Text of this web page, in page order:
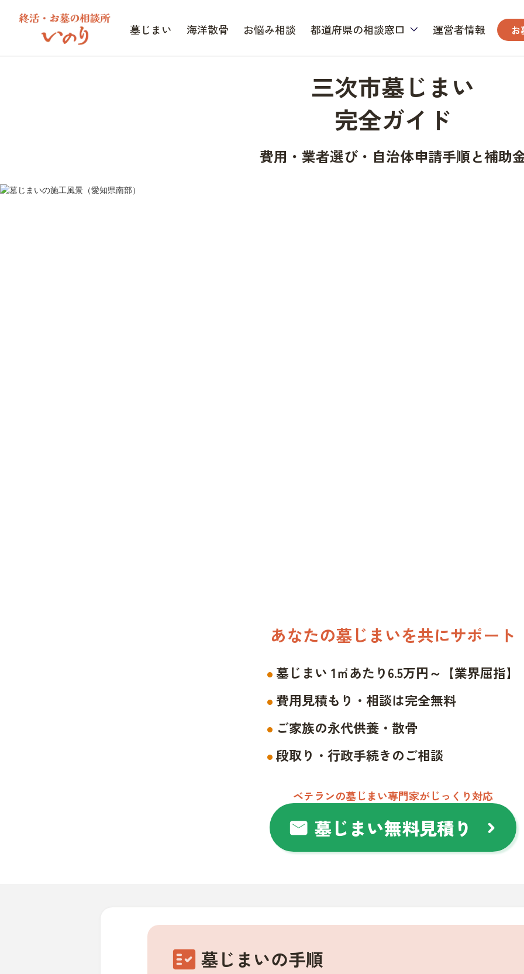
墓じまい 海洋散骨 お悩み相談 都道府県の相談窓口 運営者情報 お
三次市墓じまい
完全ガイド
費用・業者選び・自治体申請手順と補助
あなたの墓じまいを共にサポート
墓じまい 1㎡あたり6.5万円～【業界屈指】
費用見積もり・相談は完全無料
ご家族の永代供養・散骨
段取り・行政手続きのご相談
ベテランの墓じまい専門家がじっくり対応
mail 墓じまい無料見積り chevron_right
fact_check 墓じまいの手順